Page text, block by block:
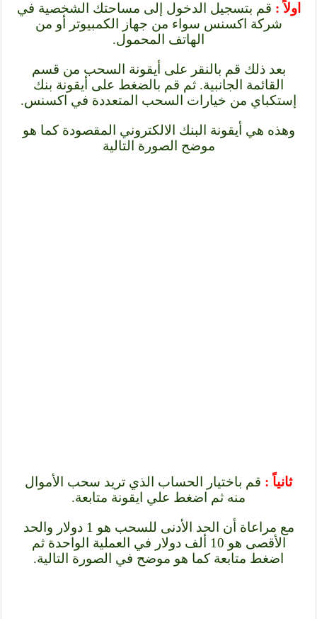
اولاً : قم بتسجيل الدخول إلى مساحتك الشخصية في
شركة اكسنس سواء من جهاز الكمبيوتر أو من
الهاتف المحمول.
بعد ذلك قم بالنقر على أيقونة السحب من قسم
القائمة الجانبية. ثم قم بالضغط على أيقونة بنك
إستكباي من خيارات السحب المتعددة في اكسنس.
وهذه هي أيقونة البنك الالكتروني المقصودة كما هو
موضح الصورة التالية
ثانياً : قم باختيار الحساب الذي تريد سحب الأموال
منه ثم اضغط علي ايقونة متابعة.
مع مراعاة أن الحد الأدنى للسحب هو 1 دولار والحد
الأقصى هو 10 ألف دولار في العملية الواحدة ثم
اضغط متابعة كما هو موضح في الصورة التالية.